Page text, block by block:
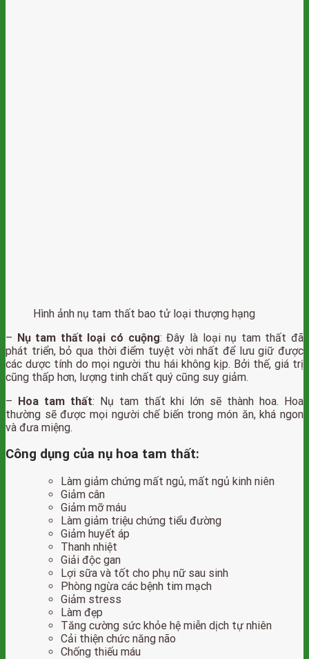
Hình ảnh nụ tam thất bao tử loại thượng hạng
– Nụ tam thất loại có cuộng: Đây là loại nụ tam thất đã
phát triển, bỏ qua thời điểm tuyệt vời nhất để lưu giữ được
các dược tính do mọi người thu hái không kịp. Bởi thế, giá trị
cũng thấp hơn, lượng tinh chất quý cũng suy giảm.
– Hoa tam thất: Nụ tam thất khi lớn sẽ thành hoa. Hoa
thường sẽ được mọi người chế biến trong món ăn, khá ngon
và đưa miệng.
Công dụng của nụ hoa tam thất:
Làm giảm chứng mất ngủ, mất ngủ kinh niên
Giảm cân
Giảm mỡ máu
Làm giảm triệu chứng tiểu đường
Giảm huyết áp
Thanh nhiệt
Giải độc gan
Lợi sữa và tốt cho phụ nữ sau sinh
Phòng ngừa các bệnh tim mạch
Giảm stress
Làm đẹp
Tăng cường sức khỏe hệ miễn dịch tự nhiên
Cải thiện chức năng não
Chống thiếu máu